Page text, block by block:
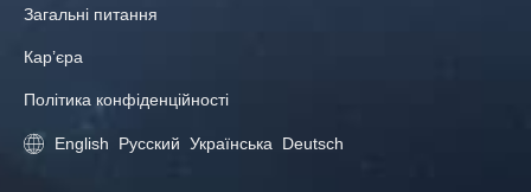
Загальні питання
Кар’єра
Політика конфіденційності
English Русский Українська Deutsch